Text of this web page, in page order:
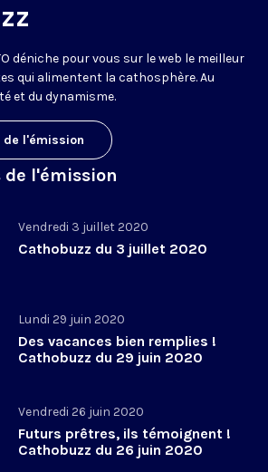
déniche pour vous sur le web le meilleur
qui alimentent la cathosphère. Au
et du dynamisme.
l'émission
l'émission
Vendredi 3 juillet 2020
Cathobuzz du 3 juillet 2020
Lundi 29 juin 2020
Des vacances bien remplies !
Cathobuzz du 29 juin 2020
Vendredi 26 juin 2020
Futurs prêtres, ils témoignent !
Cathobuzz du 26 juin 2020